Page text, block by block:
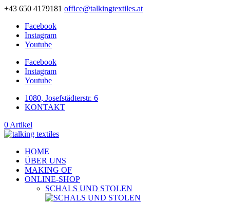
+43 650 4179181 office@talkingtextiles.at
Facebook
Instagram
Youtube
Facebook
Instagram
Youtube
1080, Josefstädterstr. 6
KONTAKT
0 Artikel
HOME
ÜBER UNS
MAKING OF
ONLINE-SHOP
SCHALS UND STOLEN